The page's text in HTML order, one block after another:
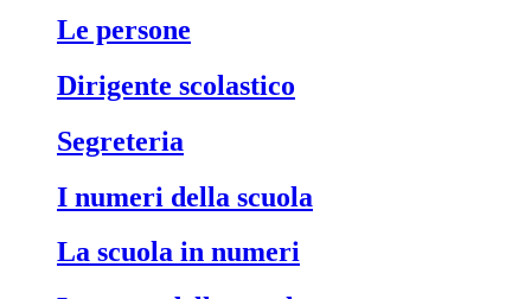
Le persone
Dirigente scolastico
Segreteria
I numeri della scuola
La scuola in numeri